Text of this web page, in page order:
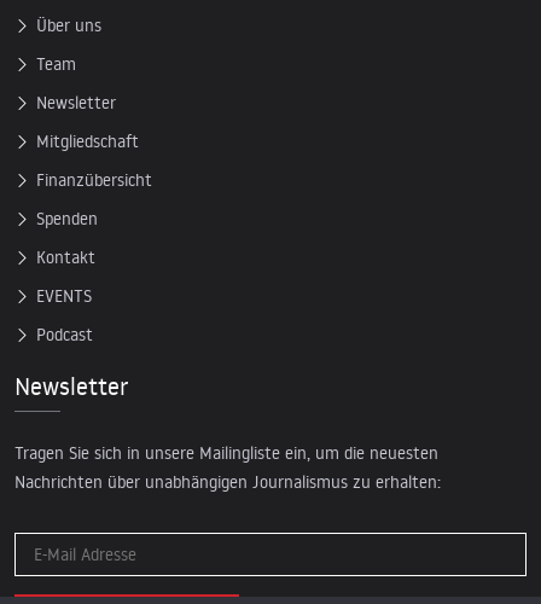
Über uns
Team
Newsletter
Mitgliedschaft
Finanzübersicht
Spenden
Kontakt
EVENTS
Podcast
Newsletter
Tragen Sie sich in unsere Mailingliste ein, um die neuesten
Nachrichten über unabhängigen Journalismus zu erhalten: